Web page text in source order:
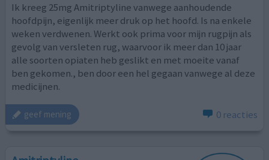
Ik kreeg 25mg Amitriptyline vanwege aanhoudende
hoofdpijn, eigenlijk meer druk op het hoofd. Is na enkele
weken verdwenen. Werkt ook prima voor mijn rugpijn als
gevolg van versleten rug, waarvoor ik meer dan 10 jaar
alle soorten opiaten heb geslikt en met moeite vanaf
ben gekomen., ben door een hel gegaan vanwege al deze
medicijnen.
geef mening 0 reacties